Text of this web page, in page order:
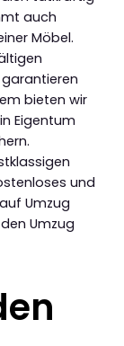
auch
Möbel.
bieten wir
Eigentum
und
Umzug
Umzug